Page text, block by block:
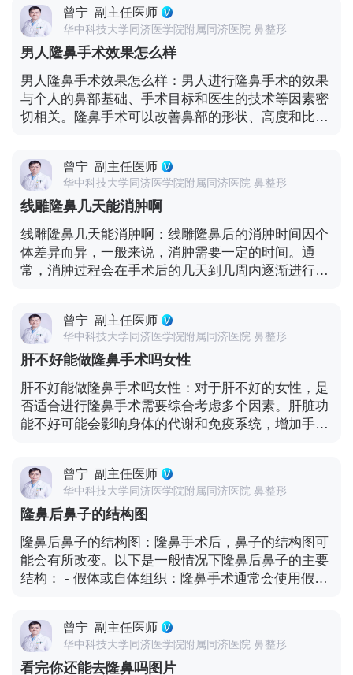
以免对鼻部皮肤造成不良影响。 每个人的恢复情况可
能有所不同，所以最好根据自己的身体状况和医生的
具体建议来制定保养计划。如果在恢复过程中出现任
何异常或疑问，及时与医生沟通是很重要的。
性，帮助鼻部组织在恢复期间保持正确的位置。没有
夹板可能会增加组织移位或变形的风险。 - 肿胀和恢
复时间：夹板可以在一定程度上减轻术后的肿胀。不
放置夹板可能会导致肿胀程度增加，恢复时间可能会
稍微延长。 - 定型效果：夹板有助于塑造鼻部的形状
和轮廓。不放置夹板可能需要更多依赖鼻部组织自身
的恢复和定型能力。 然而，需要指出的是，每个患者
置夹板。有些患者可能由于鼻部条件较好或手术方式
的不同，不需要夹板也能获得满意的效果。 在隆鼻手
术后，医生通常会提供详细的术后护理指导，包括休
息、饮食、避免碰撞等。遵循医生的建议对于手术的
成功和恢复至关重要。 如果对夹板的使用有疑问或担
忧，建议与医生进行充分的沟通，了解手术方案和可
能的影响。医生会根据你的具体情况做出最佳的决
曾宁 副主任医师
华中科技大学同济医学院附属同济医院 鼻整形
男人隆鼻手术效果怎么样
男人隆鼻手术效果怎么样：男人进行隆鼻手术的效果
与个人的鼻部基础、手术目标和医生的技术等因素密
切相关。隆鼻手术可以改善鼻部的形状、高度和比
是一些影响手术效果的因素： - 鼻部基础和目标：每
个人的鼻部结构和审美需求不同。手术的效果会根据
个人的鼻部特点和期望的改变而有所差异。 - 医生的
经验和技术：选择经验丰富、专业的整形外科医生进
行手术是确保良好效果的关键。医生的技术和审美能
力会直接影响手术的质量。 - 手术方案的选择：隆鼻
手术有多种方法和材料可供选择，如假体隆鼻、自体
制。 - 术后护理和恢复：术后的护理对于手术效果的
实现也非常重要。遵循医生的指导，进行适当的护理
和恢复，可以促进伤口愈合和达到最佳效果。 需要注
意的是，隆鼻手术是一种个体化的选择，效果因人而
异。在决定进行隆鼻手术之前，男人应该与医生进行
充分的沟通和评估，了解手术的风险和可能的效果，
并根据自己的需求和审美观念做出决策。同时，也要
手术后，男人需要给自己足够的时间来适应新的鼻部
外观，并根据需要进行适当的调整和维护。与医生保
持良好的沟通，及时反馈问题和需求，有助于达到满
意的手术效果。
曾宁 副主任医师
华中科技大学同济医学院附属同济医院 鼻整形
线雕隆鼻几天能消肿啊
线雕隆鼻几天能消肿啊：线雕隆鼻后的消肿时间因个
体差异而异，一般来说，消肿需要一定的时间。通
常，消肿过程会在手术后的几天到几周内逐渐进行。
会有一些残留的肿胀。 消肿的速度受到多种因素的影
响，包括个体的身体恢复能力、手术的程度、术后的
护理等。以下是一些有助于消肿的建议： - 遵循医生
的指示：医生会提供具体的术后护理指导，包括冷
敷、避免剧烈运动、保持头部高位等。遵循这些指示
有助于减轻肿胀。 - 注意饮食和休息：保持良好的饮
食习惯，摄入足够的营养，同时保证充足的休息，有
酒和过度晒太阳，以免影响伤口愈合和肿胀的消退。
- 耐心等待：消肿是一个逐渐的过程，需要一定的时
间。不要过于焦虑，保持耐心，并注意观察消肿的进
展。 一般来说，大多数人在线雕隆鼻后的两周到一个
月内，肿胀会明显减轻。然而，完全消肿可能需要更
长的时间，可能需要几个月才能达到最终的效果。如
果肿胀持续时间较长或出现其他异常情况，应及时咨
曾宁 副主任医师
华中科技大学同济医学院附属同济医院 鼻整形
肝不好能做隆鼻手术吗女性
肝不好能做隆鼻手术吗女性：对于肝不好的女性，是
否适合进行隆鼻手术需要综合考虑多个因素。肝脏功
能不好可能会影响身体的代谢和免疫系统，增加手术
估肝脏疾病的具体情况，包括肝功能指标、疾病的稳
定性等。如果肝脏疾病较为严重，可能需要先进行肝
脏疾病的治疗和控制，以降低手术风险。 - 全身健康
状况：除了肝脏问题外，还需要考虑其他全身健康状
况，如心血管疾病、免疫系统问题等。这些因素可能
会影响手术的安全性和术后恢复。 - 手术的必要性和
风险：隆鼻手术的必要性和风险也需要进行权衡。如
肝病专家共同评估手术的可行性。 - 替代方案：在某
些情况下，可能存在其他替代方案来改善鼻部外观，
如非手术的鼻部整形技术或使用较小风险的手术方
曾宁 副主任医师
华中科技大学同济医学院附属同济医院 鼻整形
隆鼻后鼻子的结构图
隆鼻后鼻子的结构图：隆鼻手术后，鼻子的结构图可
能会有所改变。以下是一般情况下隆鼻后鼻子的主要
结构： - 假体或自体组织：隆鼻手术通常会使用假体
要部分，隆鼻手术可能会对鼻尖进行调整，使其更加
挺拔或改变形状。 - 鼻翼：鼻翼是鼻子两侧的部分，
手术可能会对鼻翼进行缩小或调整，以改善鼻子的整
曾宁 副主任医师
华中科技大学同济医学院附属同济医院 鼻整形
看完你还能去隆鼻吗图片